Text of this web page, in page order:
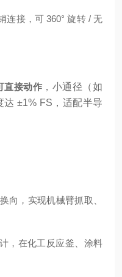
连接，可 360° 旋转 / 无
直接动作 ，小通径（如
±1% FS，适配半导
向，实现机械臂抓取、
，在化工反应釜、涂料